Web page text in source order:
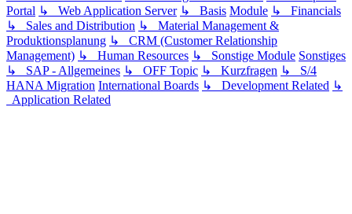
Portal ↳ Web Application Server ↳ Basis Module ↳ Financials
↳ Sales and Distribution ↳ Material Management &
Produktionsplanung ↳ CRM (Customer Relationship
Management) ↳ Human Resources ↳ Sonstige Module Sonstiges
↳ SAP - Allgemeines ↳ OFF Topic ↳ Kurzfragen ↳ S/4
HANA Migration International Boards ↳ Development Related ↳
Application Related